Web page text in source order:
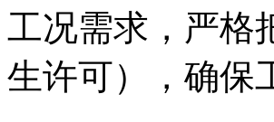
工况需求，严格
生许可），确保